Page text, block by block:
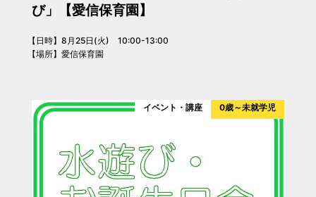
び」【愛信保育園】
【日時】8月25日(火) 10:00-13:00
【場所】愛信保育園
イベント・講座 0歳～未就学児